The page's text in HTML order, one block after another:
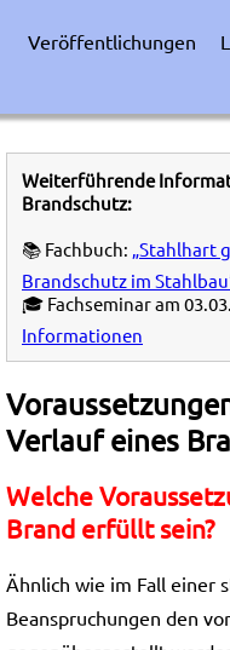
Veröffentlichungen
Weiterführende
Brandschutz:
📚 Fachbuch: „Stahlhart
Brandschutz im
🎓 Fachseminar am
Informationen
Verlauf eines
Welche
Brand erfüllt sein?
Ähnlich wie im Fall einer
Beanspruchungen den